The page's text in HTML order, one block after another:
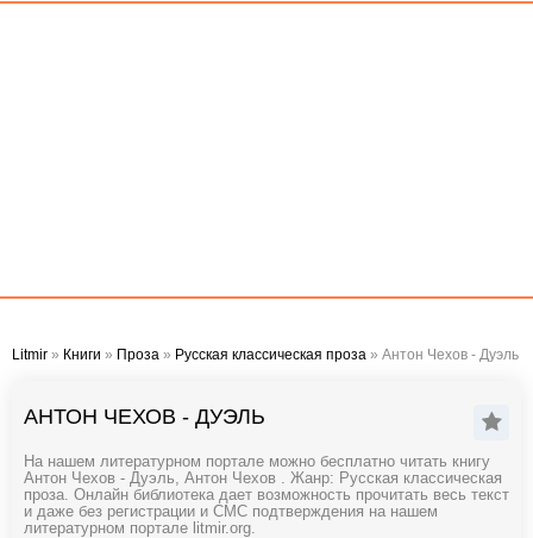
Litmir » Книги » Проза » Русская классическая проза » Антон Чехов - Дуэль
АНТОН ЧЕХОВ - ДУЭЛЬ
На нашем литературном портале можно бесплатно читать книгу
Антон Чехов - Дуэль, Антон Чехов . Жанр: Русская классическая
проза. Онлайн библиотека дает возможность прочитать весь текст
и даже без регистрации и СМС подтверждения на нашем
литературном портале litmir.org.